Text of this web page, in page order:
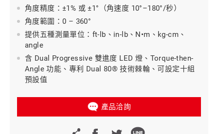
角度精度：±1% 或 ±1°（角速度 10°–180°/秒）
角度範圍：0 – 360°
提供五種測量單位：ft-lb、in-lb、N•m、kg-cm、
angle
含 Dual Progressive 雙進度 LED 燈、Torque-then-
Angle 功能、專利 Dual 80® 技術棘輪、可設定十組
預設值
產品洽詢